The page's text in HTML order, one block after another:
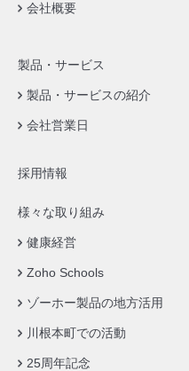
会社概要
製品・サービス
製品・サービスの紹介
会社営業日
採用情報
様々な取り組み
健康経営
Zoho Schools
ゾーホー製品の地方活用
川根本町での活動
25周年記念